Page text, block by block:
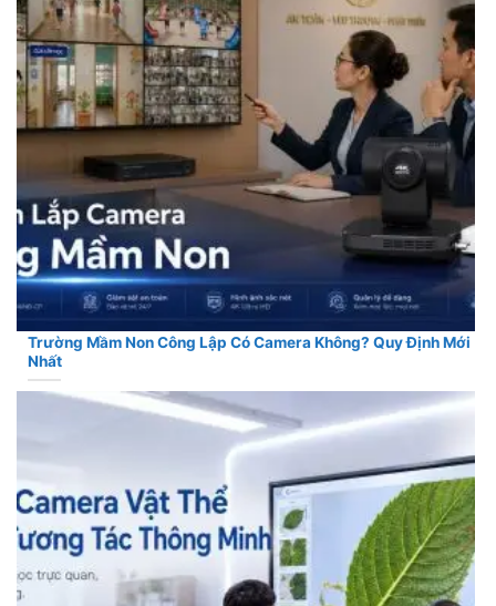
Trường Mầm Non Công Lập Có Camera Không? Quy Định Mới
Nhất